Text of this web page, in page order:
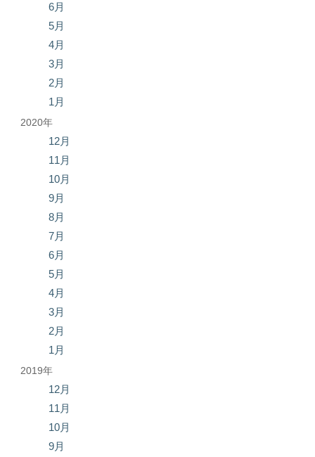
6月
5月
4月
3月
2月
1月
2020年
12月
11月
10月
9月
8月
7月
6月
5月
4月
3月
2月
1月
2019年
12月
11月
10月
9月